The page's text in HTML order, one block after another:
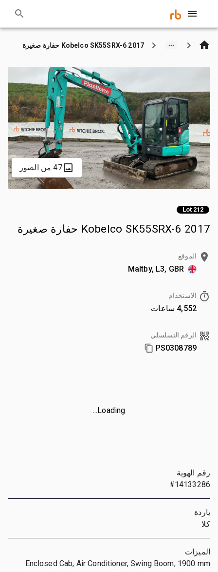
2017 Kobelco SK55SRX-6 حفارة صغيرة
47 من الصور
Lot 212
2017 Kobelco SK55SRX-6 حفارة صغيرة
الموقع
Maltby, L3, GBR
الاستخدام
4,552 ساعات
الرقم التسلسلي
PS0308789
Loading...
رقم الهوية
#14133286
ياردة
كلا
الميزات
Enclosed Cab, Air Conditioner, Swing Boom, 1900 mm